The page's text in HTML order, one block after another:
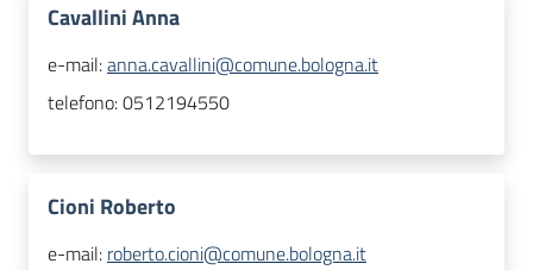
Cavallini Anna
e-mail:anna.cavallini@comune.bologna.it
telefono:0512194550
Cioni Roberto
e-mail: roberto.cioni@comune.bologna.it